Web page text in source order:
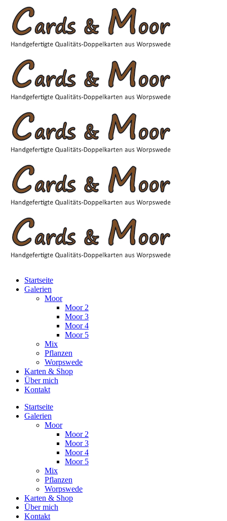
Startseite
Galerien
Moor
Moor 2
Moor 3
Moor 4
Moor 5
Mix
Pflanzen
Worpswede
Karten & Shop
Über mich
Kontakt
Startseite
Galerien
Moor
Moor 2
Moor 3
Moor 4
Moor 5
Mix
Pflanzen
Worpswede
Karten & Shop
Über mich
Kontakt